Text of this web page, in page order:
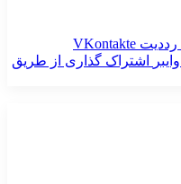
‫رددیت ‫VKontakte
وایبر
اشتراک گذاری از طریق